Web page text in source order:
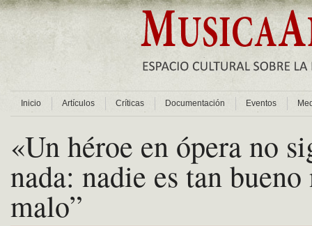
Inicio Artículos Críticas Documentación Eventos
«Un héroe en ópera no
nada: nadie es tan
malo”